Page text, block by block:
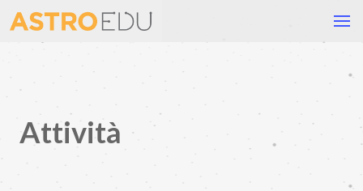
Attività